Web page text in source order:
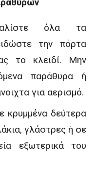
όλα τα
την πόρτα
το κλειδί. Μην
παράθυρα ή
για αερισμό.
κρυμμένα δεύτερα
γλάστρες ή σε
εξωτερικά του